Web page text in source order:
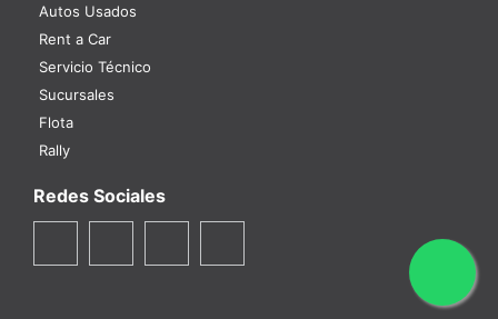
Autos Usados
Rent a Car
Servicio Técnico
Sucursales
Flota
Rally
Redes Sociales